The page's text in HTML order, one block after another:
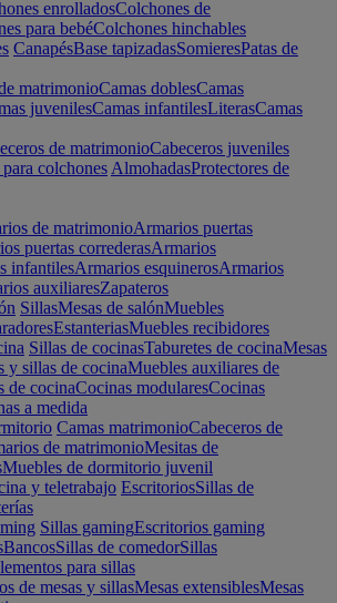
enrolladosColchones de
para bebéColchones hinchables
CanapésBase tapizadasSomieresPatas de
matrimonioCamas doblesCamas
juvenilesCamas infantilesLiterasCamas
de matrimonioCabeceros juveniles
colchones AlmohadasProtectores de
de matrimonioArmarios puertas
puertas correderasArmarios
infantilesArmarios esquinerosArmarios
auxiliaresZapateros
SillasMesas de salónMuebles
EstanteriasMuebles recibidores
Sillas de cocinasTaburetes de cocinaMesas
y sillas de cocinaMuebles auxiliares de
de cocinaCocinas modularesCocinas
a medida
Camas matrimonioCabeceros de
de matrimonioMesitas de
Muebles de dormitorio juvenil
y teletrabajo EscritoriosSillas de
Sillas gamingEscritorios gaming
BancosSillas de comedorSillas
para sillas
de mesas y sillasMesas extensiblesMesas